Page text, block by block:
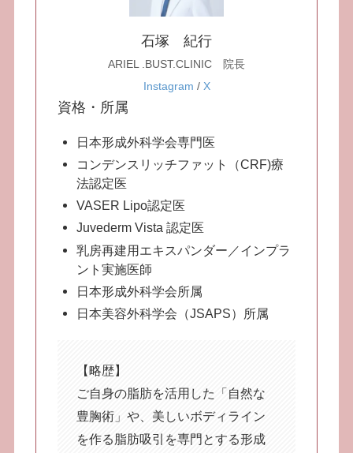
石塚 紀行
ARIEL .BUST.CLINIC 院長
Instagram / X
資格・所属
日本形成外科学会専門医
コンデンスリッチファット（CRF)療
法認定医
VASER Lipo認定医
Juvederm Vista 認定医
乳房再建用エキスパンダー／インプラ
ント実施医師
日本形成外科学会所属
日本美容外科学会（JSAPS）所属
【略歴】
ご自身の脂肪を活用した「自然な
豊胸術」や、美しいボディライン
を作る脂肪吸引を専門とする形成